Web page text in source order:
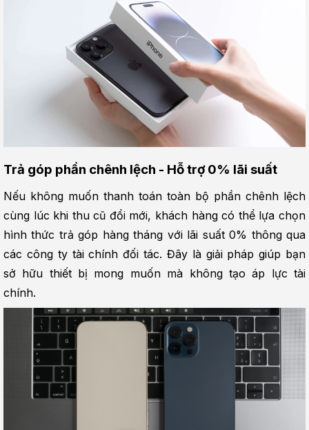
Trả góp phần chênh lệch - Hỗ trợ 0% lãi suất
Nếu không muốn thanh toán toàn bộ phần chênh lệch
cùng lúc khi thu cũ đổi mới, khách hàng có thể lựa chọn
hình thức trả góp hàng tháng với lãi suất 0% thông qua
các công ty tài chính đối tác. Đây là giải pháp giúp bạn
sở hữu thiết bị mong muốn mà không tạo áp lực tài
chính.